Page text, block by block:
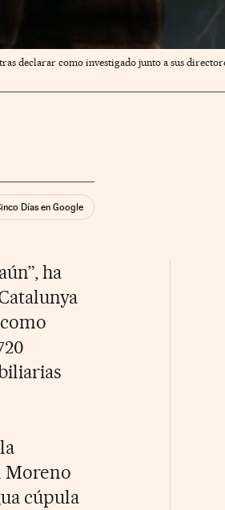
declarar como investigado junto a sus
Días en Google
ha
Moreno
cúpula